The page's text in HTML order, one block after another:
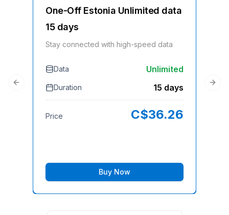
One-Off Estonia Unlimited data
15 days
Stay connected with high-speed data
Data Unlimited
Duration 15 days
Price C$36.26
Buy Now
Previous slide